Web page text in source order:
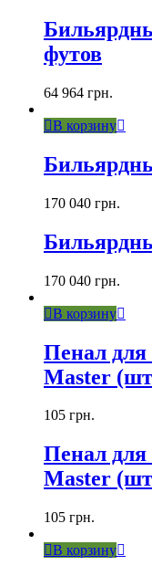
футов
64 964 грн.
В корзину
170 040 грн.
170 040 грн.
В корзину
Пенал
Master
105 грн.
Пенал
Master
105 грн.
В корзину